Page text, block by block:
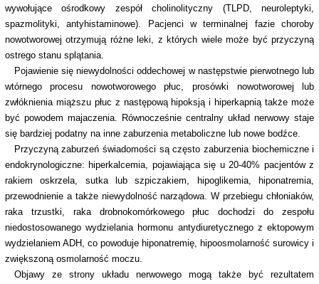
wywołujące ośrodkowy zespół cholinolityczny (TLPD, neuroleptyki,
spazmolityki, antyhistaminowe). Pacjenci w terminalnej fazie choroby
nowotworowej otrzymują różne leki, z których wiele może być przyczyną
ostrego stanu splątania.
Pojawienie się niewydolności oddechowej w następstwie pierwotnego lub
wtórnego procesu nowotworowego płuc, prosówki nowotworowej lub
zwłóknienia miąższu płuc z następową hipoksją i hiperkapnią także może
być powodem majaczenia. Równocześnie centralny układ nerwowy staje
się bardziej podatny na inne zaburzenia metaboliczne lub nowe bodźce.
Przyczyną zaburzeń świadomości są często zaburzenia biochemiczne i
endokrynologiczne: hiperkalcemia, pojawiająca się u 20-40% pacjentów z
rakiem oskrzela, sutka lub szpiczakiem, hipoglikemia, hiponatremia,
przewodnienie a także niewydolność narządowa. W przebiegu chłoniaków,
raka trzustki, raka drobnokomórkowego płuc dochodzi do zespołu
niedostosowanego wydzielania hormonu antydiuretycznego z ektopowym
wydzielaniem ADH, co powoduje hiponatremię, hipoosmolarność surowicy i
zwiększoną osmolarność moczu.
Objawy ze strony układu nerwowego mogą także być rezultatem